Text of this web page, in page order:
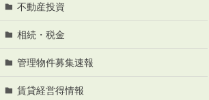
SERVICE
管理オーナー様ご紹介制度
投資不動産を売却したい方
不動産投資
相続・税金
管理物件募集速報
賃貸経営得情報